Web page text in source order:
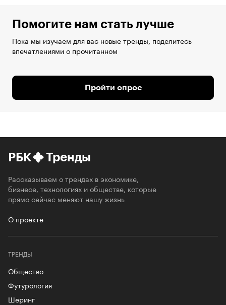
Помогите нам стать лучше
Пока мы изучаем для вас новые тренды, поделитесь
впечатлениями о прочитанном
Пройти опрос
РБК Тренды
Рассказываем о трендах в экономике,
бизнесе, технологиях и обществе, которые
прямо сейчас меняют нашу жизнь
О проекте
ТРЕНДЫ
Общество
Футурология
Шеринг